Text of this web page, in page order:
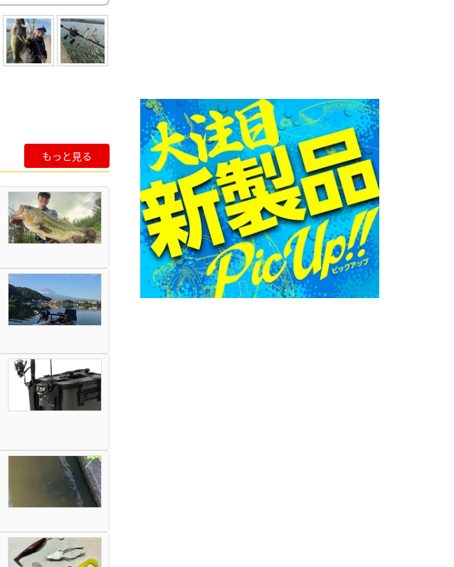
もっと見る